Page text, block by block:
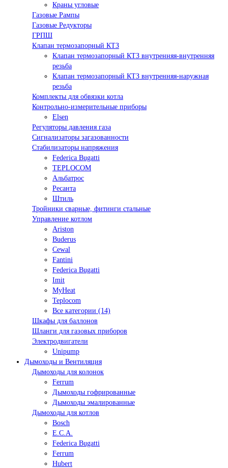
Краны угловые
Газовые Рампы
Газовые Редукторы
ГРПШ
Клапан термозапорный КТЗ
Клапан термозапорный КТЗ внутренняя-внутренняя
резьба
Клапан термозапорный КТЗ внутренняя-наружная
резьба
Комплекты для обвязки котла
Контрольно-измерительные приборы
Elsen
Регуляторы давления газа
Сигнализаторы загазованности
Стабилизаторы напряжения
Federica Bugatti
TEPLOCOM
Альбатрос
Ресанта
Штиль
Тройники сварные, фитинги стальные
Управление котлом
Ariston
Buderus
Cewal
Fantini
Federica Bugatti
Imit
MyHeat
Teplocom
Все категории (14)
Шкафы для баллонов
Шланги для газовых приборов
Электродвигатели
Unipump
Дымоходы и Вентиляция
Дымоходы для колонок
Ferrum
Дымоходы гофрированные
Дымоходы эмалированные
Дымоходы для котлов
Bosch
E.C.A.
Federica Bugatti
Ferrum
Hubert